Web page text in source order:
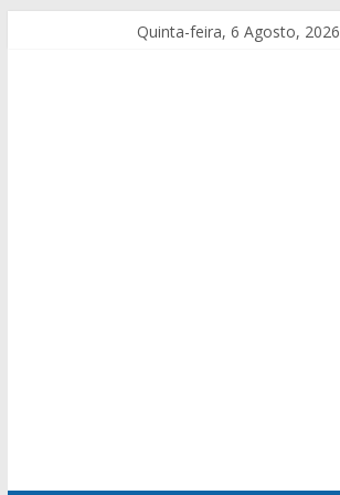
Quinta-feira, 6 Agosto, 2026